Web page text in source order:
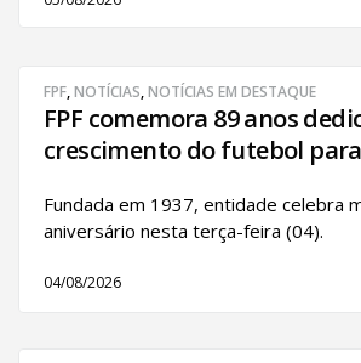
FPF,NOTÍCIAS,NOTÍCIAS EM DESTAQUE
FPF comemora 89 anos
crescimento do futebol
Fundada em 1937, entidade celebra
aniversário nesta terça-feira (04).
04/08/2026